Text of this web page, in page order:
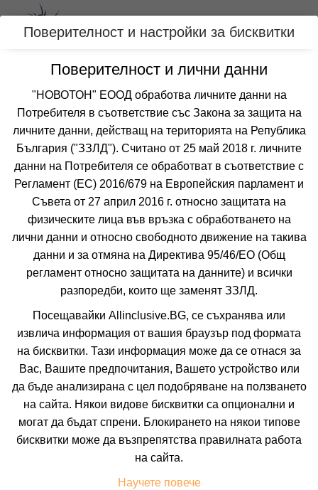
Вход
Категории
Хотел ДИОНИС
ВАРНА
Отзиви от клиенти за хотел ДИОНИС
все още няма мнения за този хотел
❮ ❯
ОПИСАНИЕ ЦЕНИТЕ ВКЛЮЧВАТ УДОБСТВА В
Транспорт
Собствен
Период
13.08.2026 5 нощувки
Настаняване
Поверителност и настройки за бисквитки
Поверителност и лични данни
"НОВОТОН" ЕООД обработва личните данни на
Потребителя в съответствие със Закона за защита на
личните данни, действащ на територията на Република
България ("ЗЗЛД"). Считано от 25 май 2018 г. личните
данни на Потребителя се обработват в съответствие с
Регламент (ЕС) 2016/679 на Европейския парламент и
Съвета от 27 април 2016 г. относно защитата на
физическите лица във връзка с обработването на
лични данни и относно свободното движение на такива
данни и за отмяна на Директива 95/46/EО (Общ
регламент относно защитата на данните) и всички
разпоредби, които ще заменят ЗЗЛД.
Посещавайки Allinclusive.BG, се съхранява или
извлича информация от вашия браузър под формата
на бисквитки. Тази информация може да се отнася за
Вас, Вашите предпочитания, Вашето устройство или
да бъде анализирана с цел подобряване на ползването
на сайта. Някои видове бисквитки са опционални и
могат да бъдат спрени. Блокирането на някои типове
бисквитки може да възпрепятства правилната работа
на сайта.
Научете повече